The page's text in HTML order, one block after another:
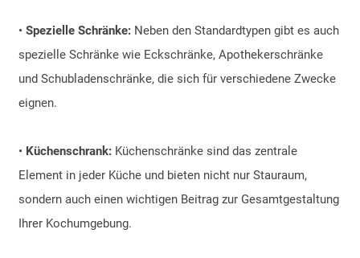
• Spezielle Schränke:Neben den Standardtypen gibt es auch
spezielle Schränke wie Eckschränke, Apothekerschränke
und Schubladenschränke, die sich für verschiedene Zwecke
eignen.
• Küchenschrank:Küchenschränke sind das zentrale
Element in jeder Küche und bieten nicht nur Stauraum,
sondern auch einen wichtigen Beitrag zur Gesamtgestaltung
Ihrer Kochumgebung.